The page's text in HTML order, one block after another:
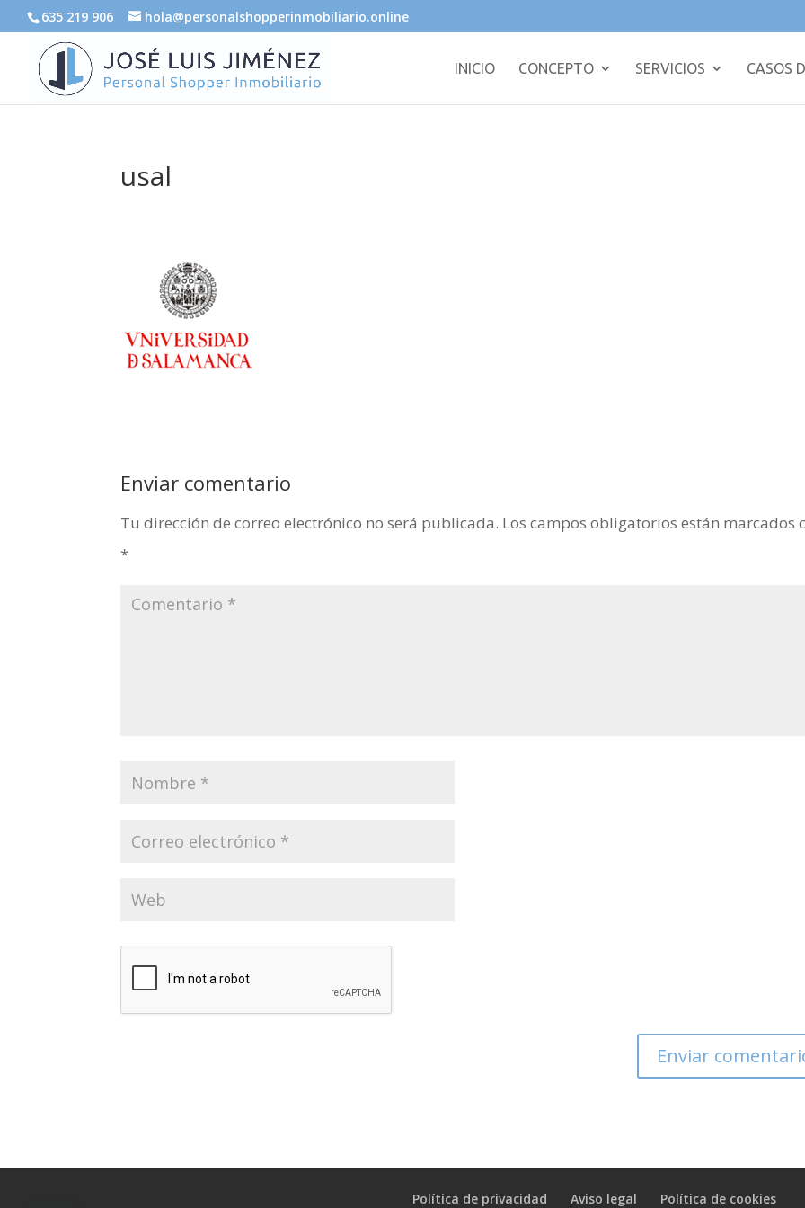
635 219 906 hola@personalshopperinmobiliario.online
INICIO CONCEPTO SERVICIOS CASOS
usal
Enviar comentario
Tu dirección de correo electrónico no será publicada. Los campos obligatorios están marcados
*
Política de privacidad Aviso legal Política de cookies